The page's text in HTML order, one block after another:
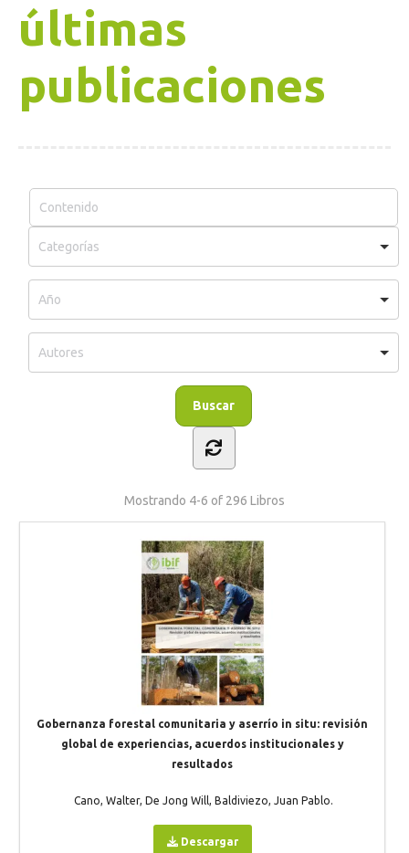
últimas
publicaciones
Mostrando 4-6 of 296 Libros
Gobernanza forestal comunitaria y aserrío in situ: revisión
global de experiencias, acuerdos institucionales y
resultados
Cano, Walter, De Jong Will, Baldiviezo, Juan Pablo.
Descargar